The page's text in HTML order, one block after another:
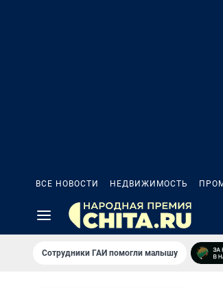
ВСЕ НОВОСТИ НЕДВИЖИМОСТЬ
Сотрудники ГАИ помогли малышу